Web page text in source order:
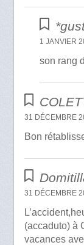
1 JANVIER
son rang
31 DÉCEMBRE
Bon
31 DÉCEMBRE
(accaduto) à
vacances